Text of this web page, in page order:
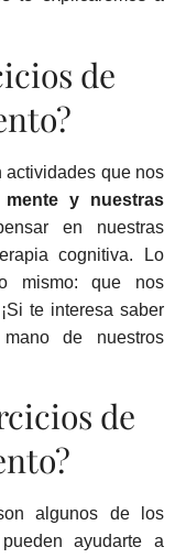
de
actividades que nos
y nuestras
en nuestras
cognitiva. Lo
mismo: que nos
te interesa saber
de nuestros
de
algunos de los
ayudarte a